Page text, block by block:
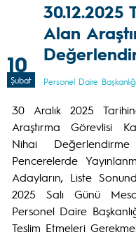
10
Şubat
30.12.2025
Alan
Personel Daire Başkanlığı
30 Aralık 2025
Araştırma Görevlisi
Nihai Değerlendirme
Pencerelerde
Adayların, Liste
2025 Salı Günü
Personel Daire
Teslim Etmeleri